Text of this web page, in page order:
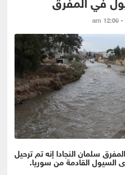
سلمان النجادا إنه تم ترحيل
السيول القادمة من سوريا.